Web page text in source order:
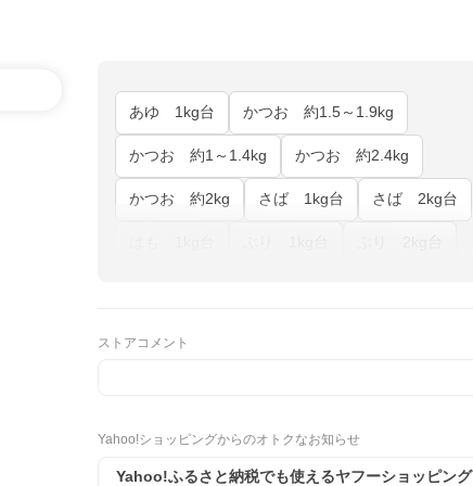
あゆ 1kg台 かつお 約1.5～1.9kg
かつお 約1～1.4kg かつお 約2.4kg
かつお 約2kg さば 1kg台 さば 2kg台
ぶり 2kg台
ストアコメント
Yahoo!ショッピングからのオトクなお知らせ
Yahoo!ふるさと納税でも使えるヤフーショッピング